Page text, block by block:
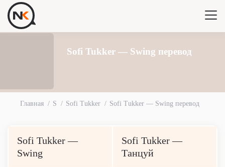
Sofi Tukker — Swing перевод
Главная S Sofi Tukker Sofi Tukker — Swing перевод
Sofi Tukker —
Swing
Sofi Tukker —
Танцуй